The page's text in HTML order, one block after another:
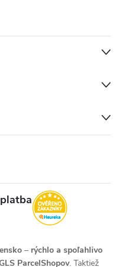
– rýchlo a spoľahlivo
ParcelShopov. Taktiež